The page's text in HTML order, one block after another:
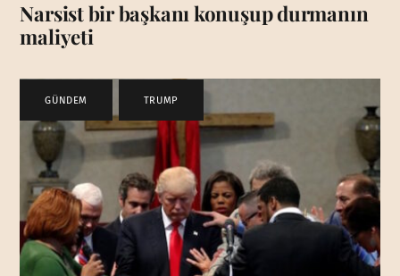
Narsist bir başkanı konuşup durmanın
maliyeti
GÜNDEM TRUMP